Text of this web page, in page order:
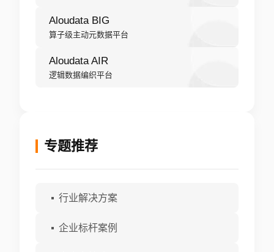
Aloudata BIG
算子级主动元数据平台
Aloudata AIR
逻辑数据编织平台
专题推荐
行业解决方案
企业标杆案例